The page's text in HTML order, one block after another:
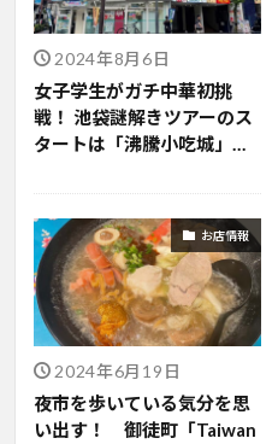
2024年8月6日
女子学生がガチ中華初挑
戦！ 池袋謎解きツアーのス
タートは「沸騰小吃城」か
お店情報
2024年6月19日
夜市を歩いている気分を思
い出す！ 御徒町「Taiwan